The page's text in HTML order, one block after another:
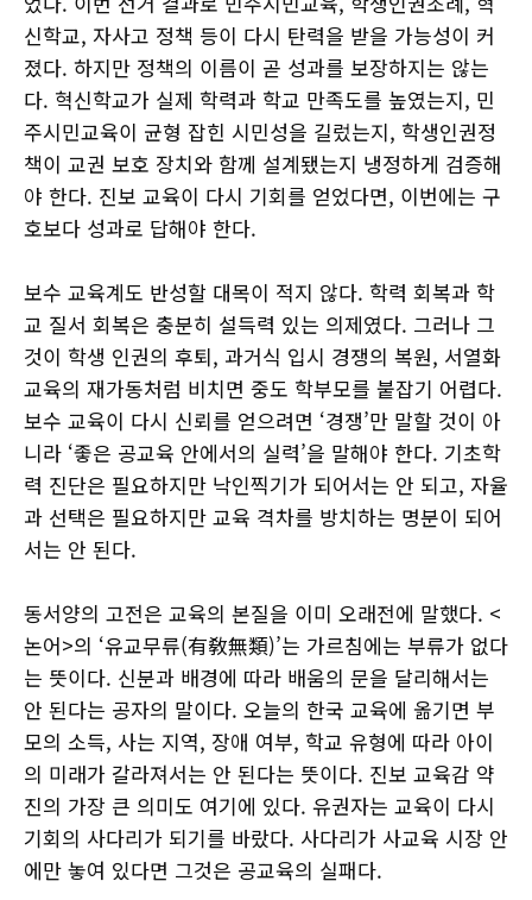
신학교, 자사고 정책 등이 다시 탄력을 받을 가능성이 커
졌다. 하지만 정책의 이름이 곧 성과를 보장하지는 않는
다. 혁신학교가 실제 학력과 학교 만족도를 높였는지, 민
주시민교육이 균형 잡힌 시민성을 길렀는지, 학생인권정
책이 교권 보호 장치와 함께 설계됐는지 냉정하게 검증해
야 한다. 진보 교육이 다시 기회를 얻었다면, 이번에는 구
호보다 성과로 답해야 한다.
보수 교육계도 반성할 대목이 적지 않다. 학력 회복과 학
교 질서 회복은 충분히 설득력 있는 의제였다. 그러나 그
것이 학생 인권의 후퇴, 과거식 입시 경쟁의 복원, 서열화
교육의 재가동처럼 비치면 중도 학부모를 붙잡기 어렵다.
보수 교육이 다시 신뢰를 얻으려면 ‘경쟁’만 말할 것이 아
니라 ‘좋은 공교육 안에서의 실력’을 말해야 한다. 기초학
력 진단은 필요하지만 낙인찍기가 되어서는 안 되고, 자율
과 선택은 필요하지만 교육 격차를 방치하는 명분이 되어
서는 안 된다.
동서양의 고전은 교육의 본질을 이미 오래전에 말했다. <
논어>의 ‘유교무류(有敎無類)’는 가르침에는 부류가 없다
는 뜻이다. 신분과 배경에 따라 배움의 문을 달리해서는
안 된다는 공자의 말이다. 오늘의 한국 교육에 옮기면 부
모의 소득, 사는 지역, 장애 여부, 학교 유형에 따라 아이
의 미래가 갈라져서는 안 된다는 뜻이다. 진보 교육감 약
진의 가장 큰 의미도 여기에 있다. 유권자는 교육이 다시
기회의 사다리가 되기를 바랐다. 사다리가 사교육 시장 안
에만 놓여 있다면 그것은 공교육의 실패다.